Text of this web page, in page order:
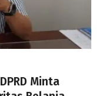
Minta